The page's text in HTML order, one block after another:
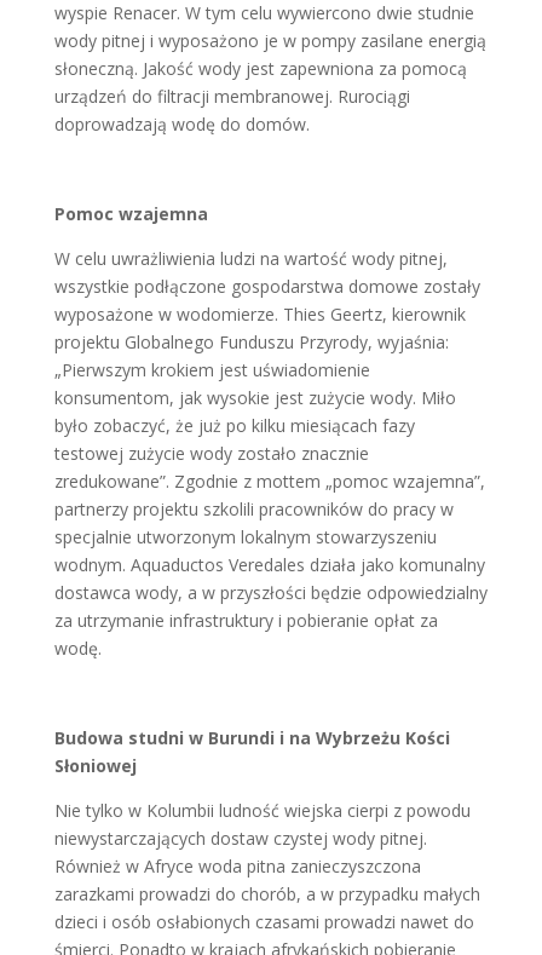
wyspie Renacer. W tym celu wywiercono dwie studnie
wody pitnej i wyposażono je w pompy zasilane energią
słoneczną. Jakość wody jest zapewniona za pomocą
urządzeń do filtracji membranowej. Rurociągi
doprowadzają wodę do domów.
Pomoc wzajemna
W celu uwrażliwienia ludzi na wartość wody pitnej,
wszystkie podłączone gospodarstwa domowe zostały
wyposażone w wodomierze. Thies Geertz, kierownik
projektu Globalnego Funduszu Przyrody, wyjaśnia:
„Pierwszym krokiem jest uświadomienie
konsumentom, jak wysokie jest zużycie wody. Miło
było zobaczyć, że już po kilku miesiącach fazy
testowej zużycie wody zostało znacznie
zredukowane”. Zgodnie z mottem „pomoc wzajemna”,
partnerzy projektu szkolili pracowników do pracy w
specjalnie utworzonym lokalnym stowarzyszeniu
wodnym. Aquaductos Veredales działa jako komunalny
dostawca wody, a w przyszłości będzie odpowiedzialny
za utrzymanie infrastruktury i pobieranie opłat za
wodę.
Budowa studni w Burundi i na Wybrzeżu Kości
Słoniowej
Nie tylko w Kolumbii ludność wiejska cierpi z powodu
niewystarczających dostaw czystej wody pitnej.
Również w Afryce woda pitna zanieczyszczona
zarazkami prowadzi do chorób, a w przypadku małych
dzieci i osób osłabionych czasami prowadzi nawet do
śmierci. Ponadto w krajach afrykańskich pobieranie